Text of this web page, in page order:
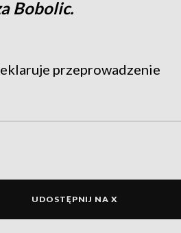
Bobolic.
przeprowadzenie
UDOSTĘPNIJ NA X